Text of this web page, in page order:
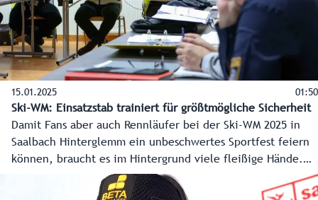
15.01.2025 01:50
Ski-WM: Einsatzstab trainiert für größtmögliche Sicherheit
Damit Fans aber auch Rennläufer bei der Ski-WM 2025 in
Saalbach Hinterglemm ein unbeschwertes Sportfest feiern
können, braucht es im Hintergrund viele fleißige Hände.
Das betrifft nicht nur den Rennberg und die Infrastruktur –
von Busterminal über Fanmeile bis zum Zielstadion. Die